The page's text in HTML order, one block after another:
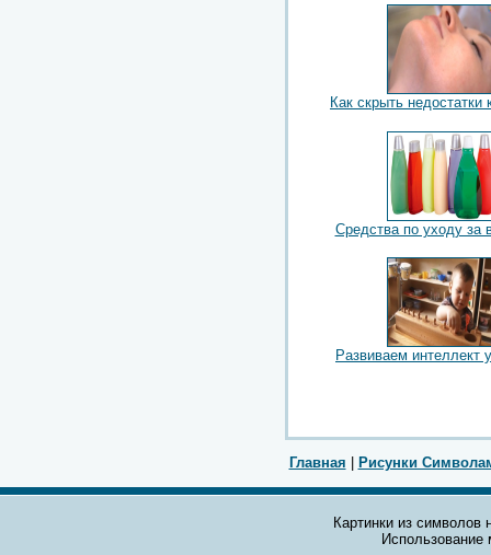
Как скрыть недостатки
Средства по уходу за
Развиваем интеллект
Главная Рисунки
Картинки из символов
Использование